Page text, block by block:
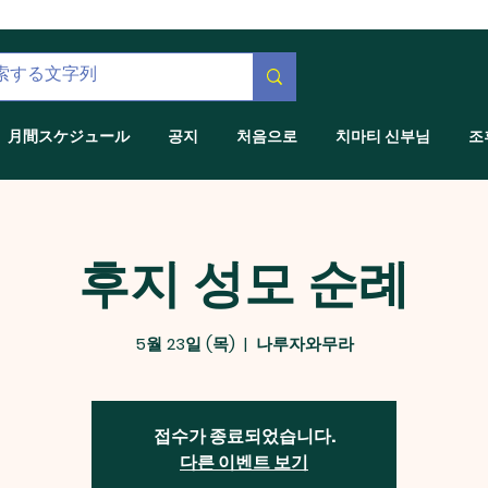
月間スケジュール 공지 처음으로 치마티 신부님 조
후지 성모 순례
5월 23일 (목)
  |
나루자와무라
접수가 종료되었습니다.
다른 이벤트 보기